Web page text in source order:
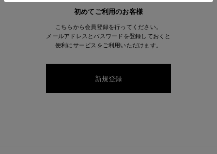
初めてご利用のお客様
こちらから会員登録を行ってください。
メールアドレスとパスワードを登録しておくと
便利にサービスをご利用いただけます。